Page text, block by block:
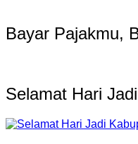
Bayar Pajakmu,
Selamat Hari